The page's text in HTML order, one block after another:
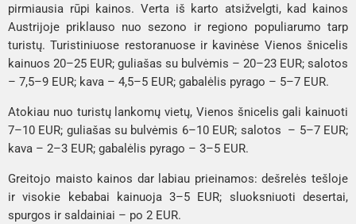
pirmiausia rūpi kainos. Verta iš karto atsižvelgti, kad kainos
Austrijoje priklauso nuo sezono ir regiono populiarumo tarp
turistų. Turistiniuose restoranuose ir kavinėse Vienos šnicelis
kainuos 20–25 EUR; guliašas su bulvėmis – 20–23 EUR; salotos
– 7,5–9 EUR; kava – 4,5–5 EUR; gabalėlis pyrago – 5–7 EUR.
Atokiau nuo turistų lankomų vietų, Vienos šnicelis gali kainuoti
7–10 EUR; guliašas su bulvėmis 6–10 EUR; salotos – 5–7 EUR;
kava – 2–3 EUR; gabalėlis pyrago – 3–5 EUR.
Greitojo maisto kainos dar labiau prieinamos: dešrelės tešloje
ir visokie kebabai kainuoja 3–5 EUR; sluoksniuoti desertai,
spurgos ir saldainiai – po 2 EUR.